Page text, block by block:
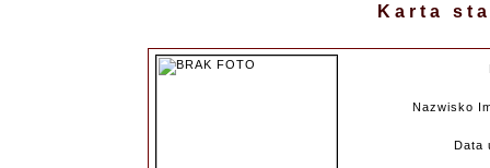
Karta
Nazwisko
Data